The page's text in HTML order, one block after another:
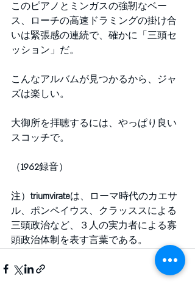
このピアノとミンガスの強靭なベー
ス、ローチの高速ドラミングの掛け合
いは緊張感の連続で、確かに「三頭セ
ッション」だ。
こんなアルバムが見つかるから、ジャ
ズは楽しい。
大御所を拝聴するには、やっぱり良い
スコッチで。
（1962録音）
注） triumvirateは、ローマ時代のカエサ
ル、ポンペイウス、クラッススによる
三頭政治など、３人の実力者による寡
頭政治体制を表す言葉である。